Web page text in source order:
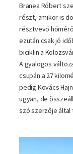
Branea Róbert
részt, amikor is
résztvevő
ezután csak jó
biciklin a
A gyalogos
csupán a 27
pedig Kovács
ugyan, de
szó szerzője